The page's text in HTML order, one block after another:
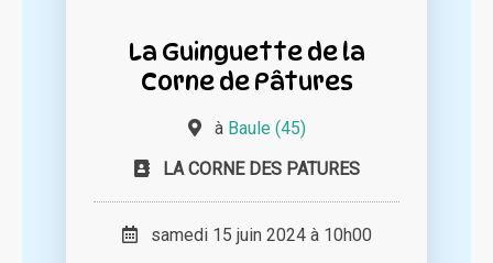
La Guinguette de la
Corne de Pâtures
à Baule (45)
LA CORNE DES PATURES
samedi 15 juin 2024 à 10h00